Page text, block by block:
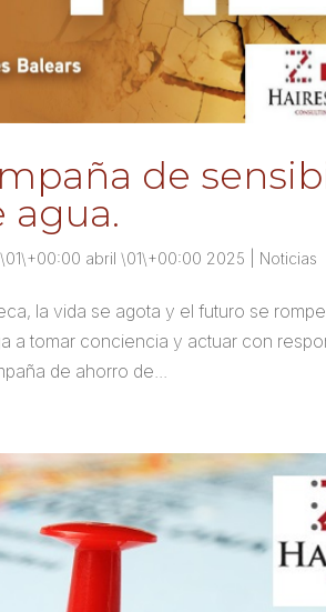
de
agua.
\01\+00:00 abril \01\+00:00 2025 Noticias
la vida se agota y el futuro se
a tomar conciencia y actuar con
de ahorro de...